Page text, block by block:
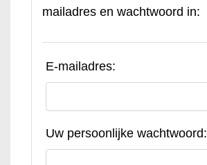
mailadres en wachtwoord in:
E-mailadres:
Uw persoonlijke wachtwoord: